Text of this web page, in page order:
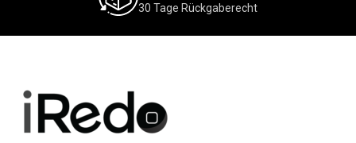
30 Tage Rückgaberecht